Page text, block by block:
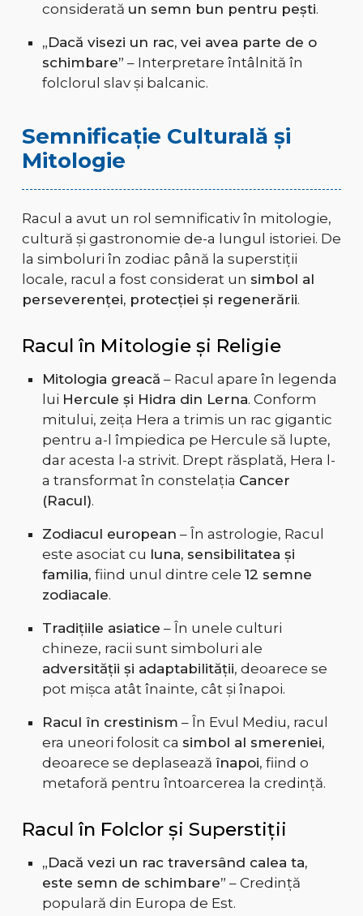
considerată un semn bun pentru pești.
„Dacă visezi un rac, vei avea parte de o
schimbare” – Interpretare întâlnită în
folclorul slav și balcanic.
Semnificație Culturală și
Mitologie
Racul a avut un rol semnificativ în mitologie,
cultură și gastronomie de-a lungul istoriei. De
la simboluri în zodiac până la superstiții
locale, racul a fost considerat un simbol al
perseverenței, protecției și regenerării.
Racul în Mitologie și Religie
Mitologia greacă – Racul apare în legenda
lui Hercule și Hidra din Lerna. Conform
mitului, zeița Hera a trimis un rac gigantic
pentru a-l împiedica pe Hercule să lupte,
dar acesta l-a strivit. Drept răsplată, Hera l-
a transformat în constelația Cancer
(Racul).
Zodiacul european – În astrologie, Racul
este asociat cu luna, sensibilitatea și
familia, fiind unul dintre cele 12 semne
zodiacale.
Tradițiile asiatice – În unele culturi
chineze, racii sunt simboluri ale
adversității și adaptabilității, deoarece se
pot mișca atât înainte, cât și înapoi.
Racul în crestinism – În Evul Mediu, racul
era uneori folosit ca simbol al smereniei,
deoarece se deplasează înapoi, fiind o
metaforă pentru întoarcerea la credință.
Racul în Folclor și Superstiții
„Dacă vezi un rac traversând calea ta,
este semn de schimbare” – Credință
populară din Europa de Est.